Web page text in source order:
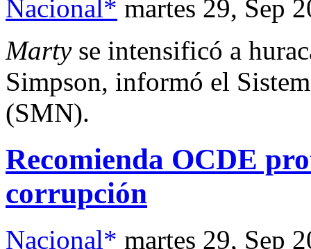
Nacional* martes 29, Sep
Martyse intensificó a
Simpson, informó el
(SMN).
Recomienda OCDE
corrupción
Nacional* martes 29, Sep